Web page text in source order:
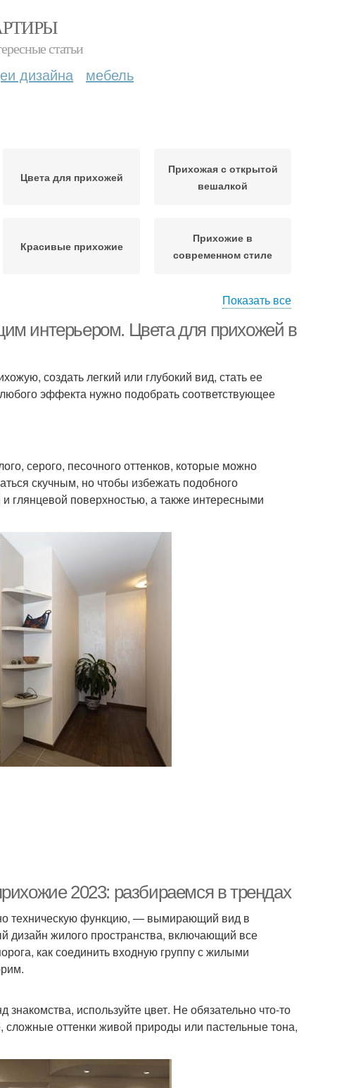
статьи
дизайна мебель
Цвета для прихожей
Прихожая с открытой
вешалкой
Красивые прихожие
Прихожие в
современном стиле
Показать все
интерьером. Цвета для прихожей в
создать легкий или глубокий вид, стать ее
эффекта нужно подобрать соответствующее
серого, песочного оттенков, которые можно
скучным, но чтобы избежать подобного
глянцевой поверхностью, а также интересными
2023: разбираемся в трендах
техническую функцию, — вымирающий вид в
дизайн жилого пространства, включающий все
как соединить входную группу с жилыми
используйте цвет. Не обязательно что-то
оттенки живой природы или пастельные тона,